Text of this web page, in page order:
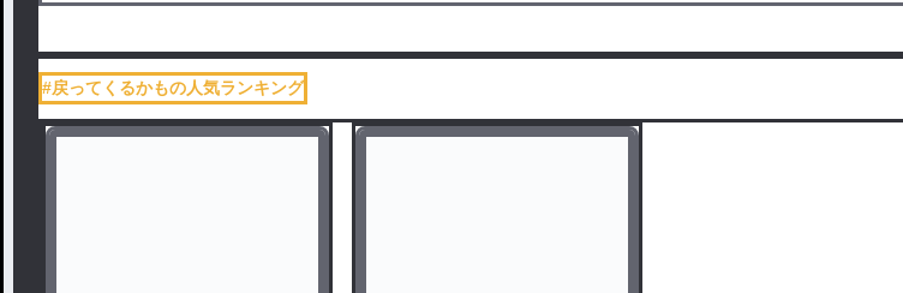
#戻ってくるかもの人気ランキング